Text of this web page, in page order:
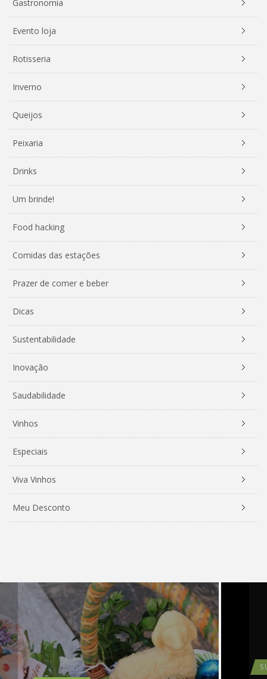
Gastronomia
Evento loja
Rotisseria
Inverno
Queijos
Peixaria
Drinks
Um brinde!
Food hacking
Comidas das estações
Prazer de comer e beber
Dicas
Sustentabilidade
Inovação
Saudabilidade
Vinhos
Especiais
Viva Vinhos
Meu Desconto